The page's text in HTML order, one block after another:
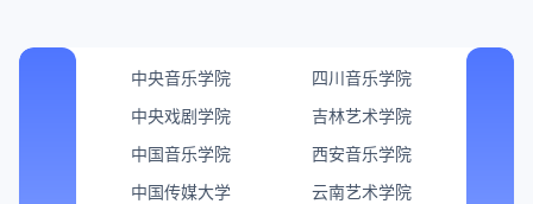
中央音乐学院
四川音乐学院
中央戏剧学院
吉林艺术学院
中国音乐学院
西安音乐学院
中国传媒大学
云南艺术学院